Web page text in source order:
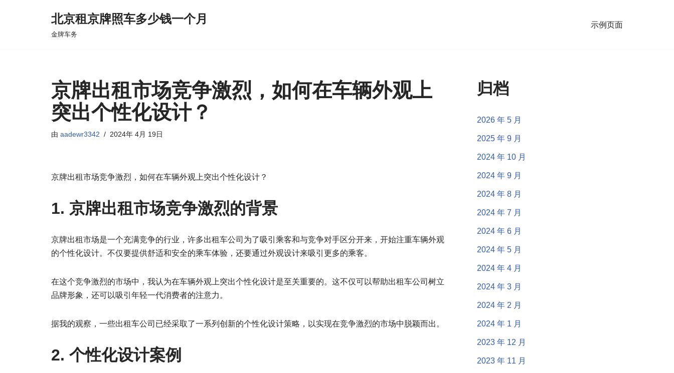
北京租京牌照车多少钱一个月
金牌车务
示例页面
京牌出租市场竞争激烈，如何在车辆外观上
突出个性化设计？
由 aadewr3342 2024年 4月 19日
京牌出租市场竞争激烈，如何在车辆外观上突出个性化设计？
1. 京牌出租市场竞争激烈的背景
京牌出租市场是一个充满竞争的行业，许多出租车公司为了吸引乘客和与竞争对手区分开来，开始注重车辆外观
的个性化设计。不仅要提供舒适和安全的乘车体验，还要通过外观设计来吸引更多的乘客。
在这个竞争激烈的市场中，我认为在车辆外观上突出个性化设计是至关重要的。这不仅可以帮助出租车公司树立
品牌形象，还可以吸引年轻一代消费者的注意力。
据我的观察，一些出租车公司已经采取了一系列创新的个性化设计策略，以实现在竞争激烈的市场中脱颖而出。
2. 个性化设计案例
归档
2026 年 5 月
2025 年 9 月
2024 年 10 月
2024 年 9 月
2024 年 8 月
2024 年 7 月
2024 年 6 月
2024 年 5 月
2024 年 4 月
2024 年 3 月
2024 年 2 月
2024 年 1 月
2023 年 12 月
2023 年 11 月